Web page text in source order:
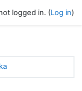
logged in. (Log in)